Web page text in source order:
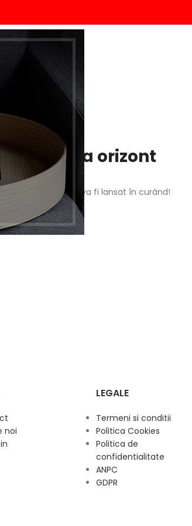
mărețe la orizont
este în lucru și va fi lansat în curând!
noi
LEGALE
Termeni si conditii
Politica Cookies
Politica de
confidentialitate
ANPC
GDPR